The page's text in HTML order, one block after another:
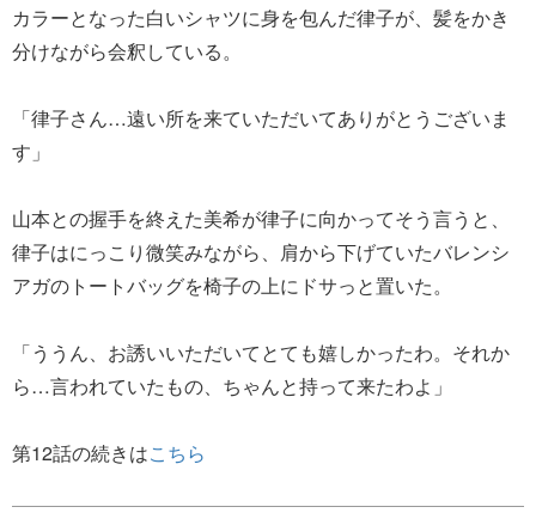
カラーとなった白いシャツに身を包んだ律子が、髪をかき
分けながら会釈している。
「律子さん…遠い所を来ていただいてありがとうございま
す」
山本との握手を終えた美希が律子に向かってそう言うと、
律子はにっこり微笑みながら、肩から下げていたバレンシ
アガのトートバッグを椅子の上にドサっと置いた。
「ううん、お誘いいただいてとても嬉しかったわ。それか
ら…言われていたもの、ちゃんと持って来たわよ」
第12話の続きはこちら